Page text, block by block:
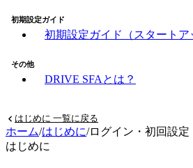
初期設定ガイド
初期設定ガイド（スタートア
その他
DRIVE SFAとは？
はじめに 一覧に戻る
ホーム/はじめに/ログイン・初回設定
はじめに